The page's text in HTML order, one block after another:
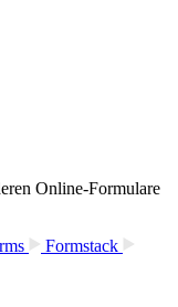
Online-Formulare
Formstack